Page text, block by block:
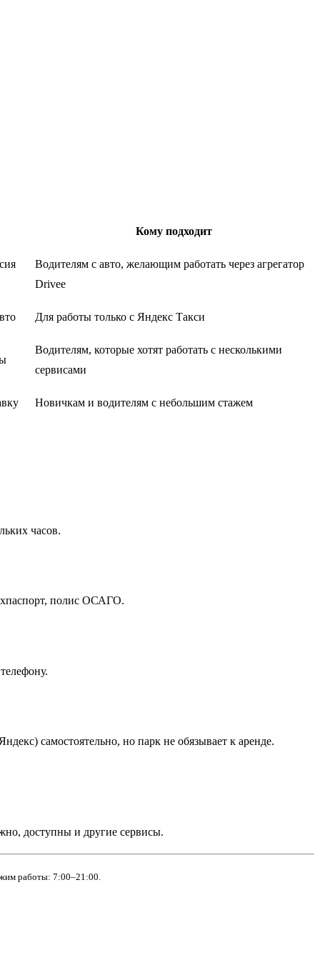
Кому подходит
Водителям с авто, желающим работать через агрегатор
Drivee
Для работы только с Яндекс Такси
Водителям, которые хотят работать с несколькими
сервисами
Новичкам и водителям с небольшим стажем
часов.
полис ОСАГО.
самостоятельно, но парк не обязывает к аренде.
доступны и другие сервисы.
работы: 7:00–21:00.